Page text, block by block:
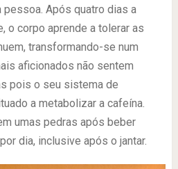
Após quatro dias a
o corpo aprende a tolerar as
transformando-se num
aficionados não sentem
pois o seu sistema de
a metabolizar a cafeína.
umas pedras após beber
dia, inclusive após o jantar.